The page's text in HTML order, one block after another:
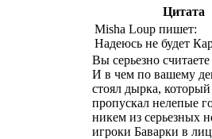
Цитата
Misha Loup пишет:
Надеюсь не будет
Вы серьезно
И в чем по вашему
стоял дырка,
пропускал нелепые
никем из серьезных
игроки Баварки в